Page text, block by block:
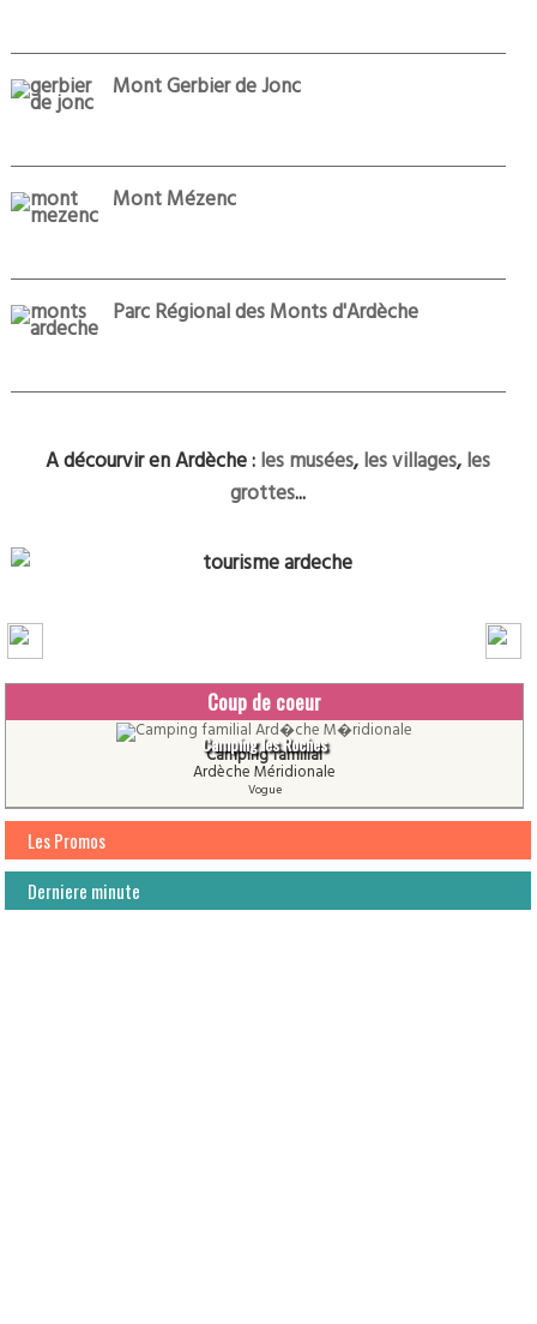
Mont Gerbier de Jonc
Mont Mézenc
Parc Régional des Monts d'Ardèche
A décourvir en Ardèche :les musées,les villages,les
grottes...
Coup de coeur
Camping les Roches
Camping familial
Ardèche Méridionale
Vogue
Les Promos
Derniere minute